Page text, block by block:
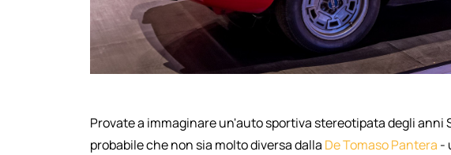
Provate a immaginare un'auto sportiva stereotipata degli
probabile che non sia molto diversa dalla De TomasoPantera -